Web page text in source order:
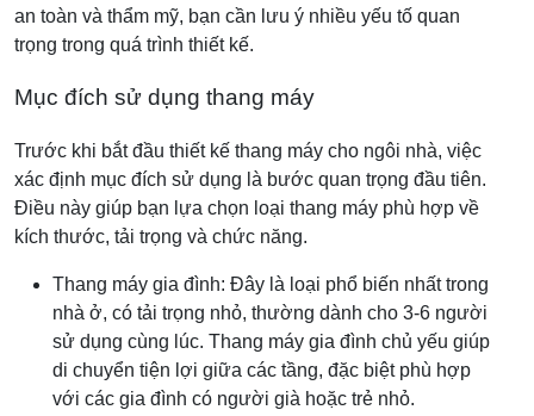
an toàn và thẩm mỹ, bạn cần lưu ý nhiều yếu tố quan
trọng trong quá trình thiết kế.
Mục đích sử dụng thang máy
Trước khi bắt đầu thiết kế thang máy cho ngôi nhà, việc
xác định mục đích sử dụng là bước quan trọng đầu tiên.
Điều này giúp bạn lựa chọn loại thang máy phù hợp về
kích thước, tải trọng và chức năng.
Thang máy gia đình: Đây là loại phổ biến nhất trong
nhà ở, có tải trọng nhỏ, thường dành cho 3-6 người
sử dụng cùng lúc. Thang máy gia đình chủ yếu giúp
di chuyển tiện lợi giữa các tầng, đặc biệt phù hợp
với các gia đình có người già hoặc trẻ nhỏ.